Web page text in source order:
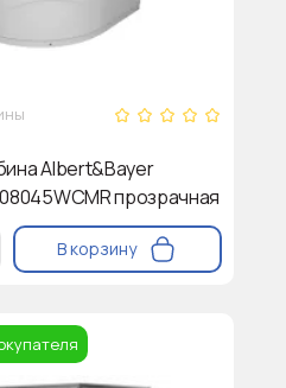
Albert&Bayer
прозрачная
В корзину